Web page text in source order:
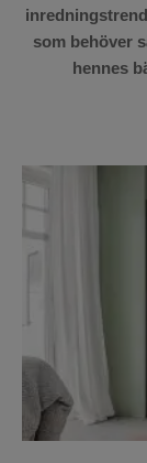
som behöver
hennes